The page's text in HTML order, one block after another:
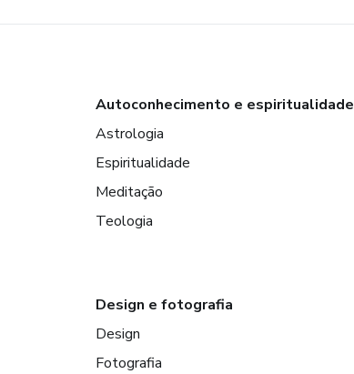
Autoconhecimento e espiritualidade
Astrologia
Espiritualidade
Meditação
Teologia
Design e fotografia
Design
Fotografia